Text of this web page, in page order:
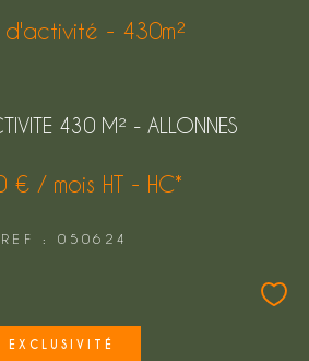
d'activité - 430m²
430 M² - ALLONNES
€ / mois HT - HC*
REF : 050624
EXCLUSIVITÉ